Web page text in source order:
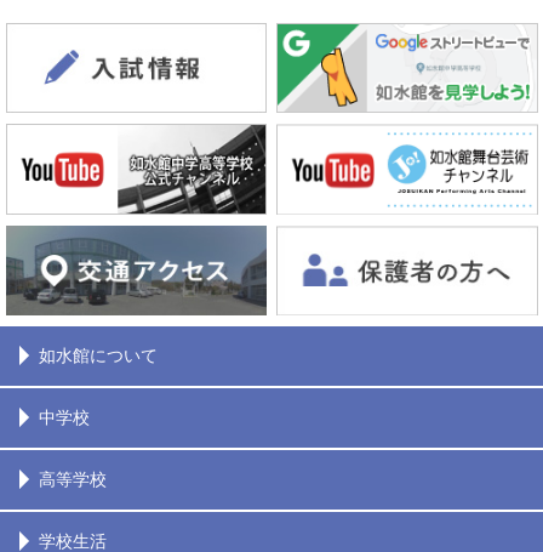
如水館について
中学校
高等学校
学校生活